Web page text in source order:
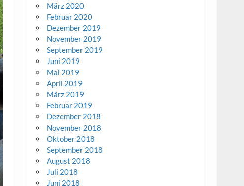
März 2020
Februar 2020
Dezember 2019
November 2019
September 2019
Juni 2019
Mai 2019
April 2019
März 2019
Februar 2019
Dezember 2018
November 2018
Oktober 2018
September 2018
August 2018
Juli 2018
Juni 2018